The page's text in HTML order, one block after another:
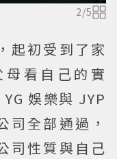
2/5
起初受到了家
看自己的實
娛樂與 JYP
司全部通過，
司性質與自己